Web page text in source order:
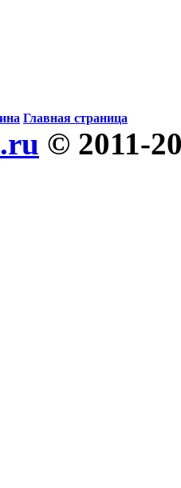
Главная страница
© 2011-